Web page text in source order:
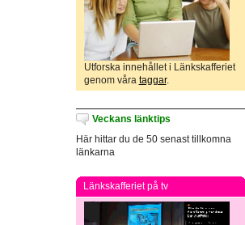
Utforska innehållet i Länkskafferiet
genom våra taggar.
Veckans länktips
Här hittar du de 50 senast tillkomna
länkarna
Länkskafferiet på tv